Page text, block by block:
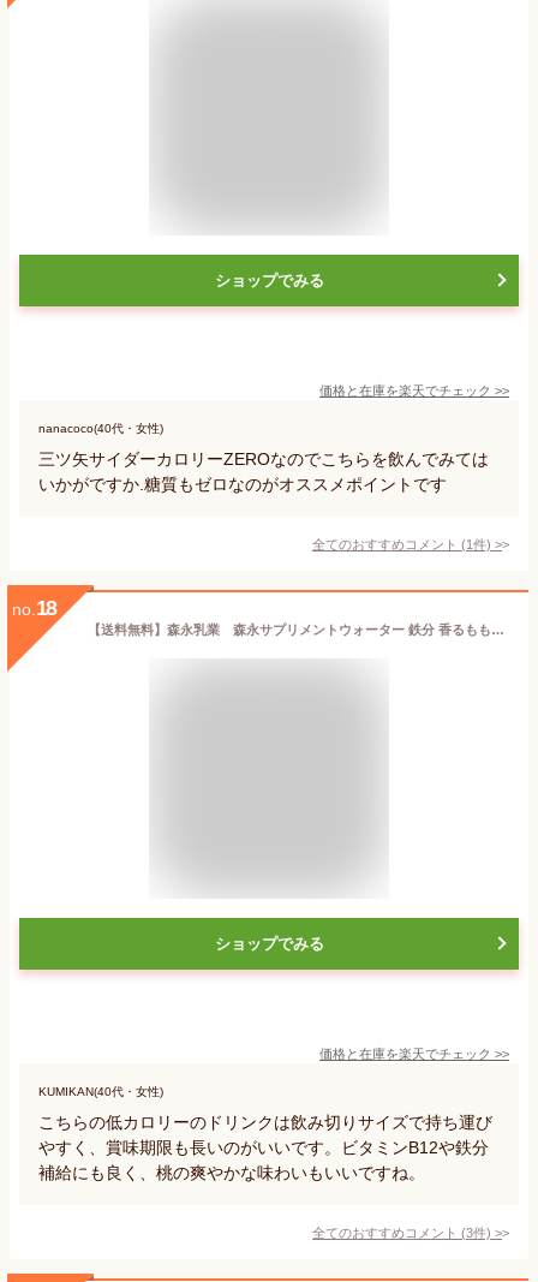
ショップでみる
価格と在庫を楽天でチェック >>
nanacoco(40代・女性)
三ツ矢サイダーカロリーZEROなのでこちらを飲んでみては
いかがですか.糖質もゼロなのがオススメポイントです
全てのおすすめコメント (1件) >
no. 18
【送料無料】森永乳業 森永サプリメントウォーター 鉄分 香るもも水 330ml 12本 1ケース ケース販売 鉄分 ビタミンB12 低カロリー ジュース サプリメントドリンク 桃 手軽 持ち運びできる 賞味期限長持ち
ショップでみる
価格と在庫を楽天でチェック >>
KUMIKAN(40代・女性)
こちらの低カロリーのドリンクは飲み切りサイズで持ち運び
やすく、賞味期限も長いのがいいです。ビタミンB12や鉄分
補給にも良く、桃の爽やかな味わいもいいですね。
全てのおすすめコメント (3件) >